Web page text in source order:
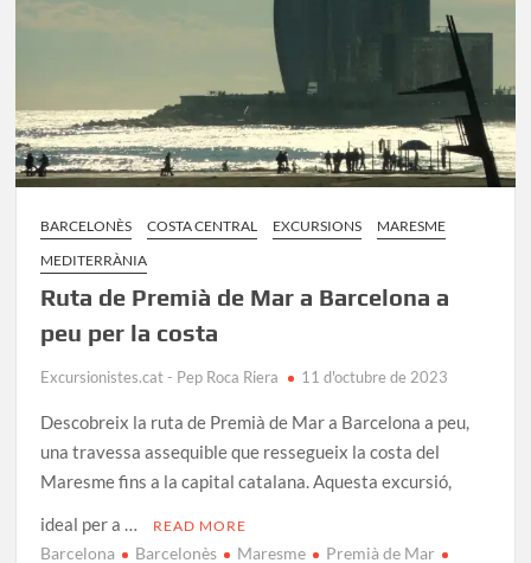
BARCELONÈS COSTA CENTRAL EXCURSIONS
MARESME
MEDITERRÀNIA
Ruta de Premià de Mar a Barcelona a
peu per la costa
Excursionistes.cat - Pep Roca Riera 11 d'octubre de 2023
Descobreix la ruta de Premià de Mar a Barcelona a peu,
una travessa assequible que ressegueix la costa del
Maresme fins a la capital catalana. Aquesta excursió,
ideal per a …
READ MORE
Barcelona Barcelonès Maresme
Premià de Mar